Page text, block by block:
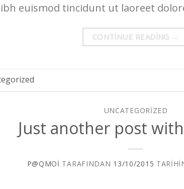
euismod tincidunt ut laoreet
CONTINUE READING →
UNCATEGORIZED
Just another post
P@QMOI TARAFINDAN 13/10/2015